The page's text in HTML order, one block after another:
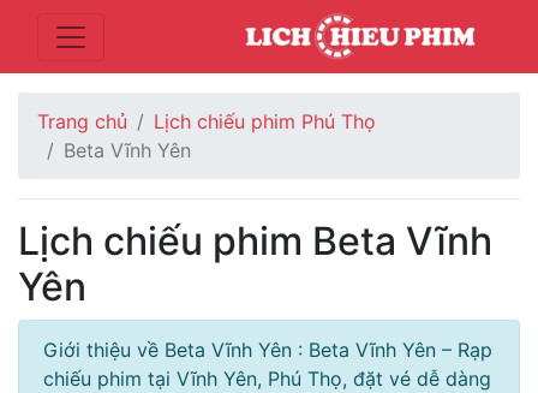
Trang chủ
Lịch chiếu phim Phú Thọ
Beta Vĩnh Yên
Lịch chiếu phim Beta Vĩnh
Yên
Giới thiệu về Beta Vĩnh Yên : Beta Vĩnh Yên – Rạp
chiếu phim tại Vĩnh Yên, Phú Thọ, đặt vé dễ dàng